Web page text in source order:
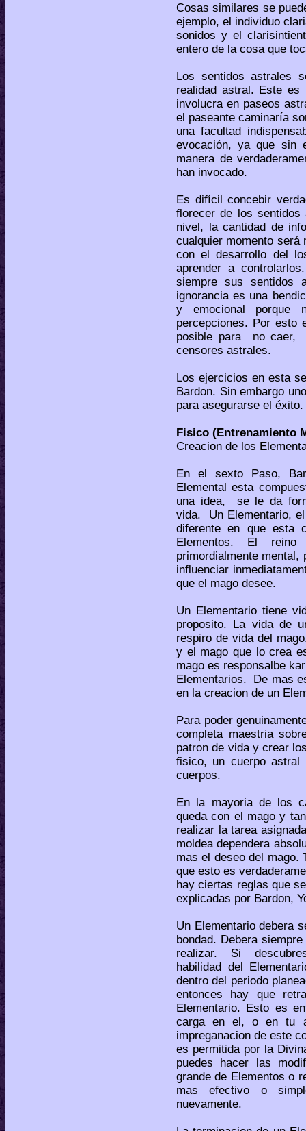
Cosas similares se
ejemplo, el individuo
sonidos y el
entero de la cosa que
Los sentidos astrales
realidad astral. Este es
involucra en paseos
el paseante caminaría
una facultad
evocación, ya que sin
manera de
han invocado.
Es difícil concebir
florecer de los
nivel, la cantidad de
cualquier momento será
con el desarrollo del
aprender a
siempre sus sentidos
ignorancia es una
y emocional porque
percepciones. Por esto
posible para no caer,
censores astrales.
Los ejercicios en esta
Bardon. Sin embargo
para asegurarse el éxito.
Fisico (Entrenamiento
Creacion de los
En el sexto Paso,
Elemental esta
una idea, se le da
vida. Un Elementario,
diferente en que esta
Elementos. El
primordialmente mental,
influenciar
que el mago desee.
Un Elementario tiene
proposito. La vida de
respiro de vida del
y el mago que lo crea
mago es responsalbe
Elementarios. De mas
en la creacion de un
Para poder
completa maestria
patron de vida y crear
fisico, un cuerpo
cuerpos.
En la mayoria de los
queda con el mago y
realizar la tarea
moldea dependera
mas el deseo del mago.
que esto es
hay ciertas reglas que
explicadas por Bardon,
Un Elementario debera
bondad. Debera
realizar. Si
habilidad del
dentro del periodo
entonces hay que
Elementario. Esto es
carga en el, o en tu
impreganacion de este
es permitida por la
puedes hacer las
grande de Elementos o
mas efectivo o
nuevamente.